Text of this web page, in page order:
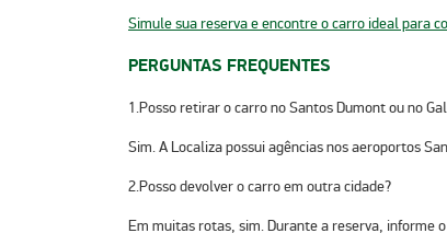
Simule sua reserva e encontre o carro ideal para
PERGUNTAS FREQUENTES
1.Posso retirar o carro no Santos Dumont ou no
Sim. A Localiza possui agências nos aeroportos
2.Posso devolver o carro em outra cidade?
Em muitas rotas, sim. Durante a reserva, informe